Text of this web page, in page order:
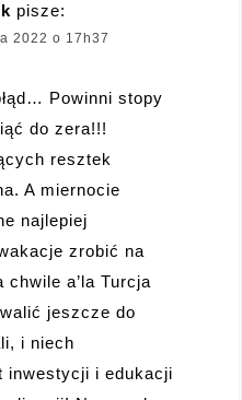
pisze:
2022 o 17h37
Powinni stopy
do zera!!!
resztek
A miernocie
najlepiej
zrobić na
a’la Turcja
jeszcze do
i niech
inwestycji i edukacji